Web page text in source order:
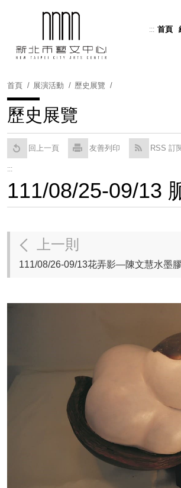
::: 首頁
Translate
首頁 展演活動 歷史展覽
歷史展覽
回上一頁 友善列印 RSS 訂
:::
111/08/25-09/13
上一則
111/08/26-09/13花弄影—陳文慧水墨